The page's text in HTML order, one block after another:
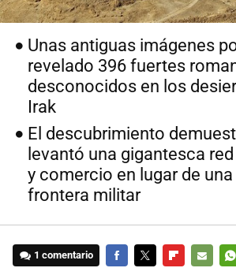
Unas antiguas imágenes
revelado 396 fuertes
desconocidos en los
Irak
El descubrimiento
levantó una gigantesca
y comercio en lugar de
frontera militar
1 comentario